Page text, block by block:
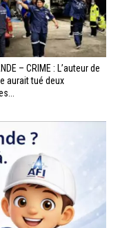
– CRIME : L’auteur de
aurait tué deux